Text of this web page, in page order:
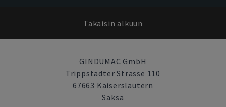
Takaisin alkuun
GINDUMAC GmbH
Trippstadter Strasse 110
67663 Kaiserslautern
Saksa